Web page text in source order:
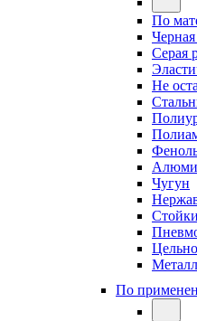
По
Серая
Не
Чугун
По